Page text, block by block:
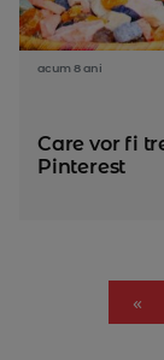
acum 8 ani
Care vor fi
Pinterest
«